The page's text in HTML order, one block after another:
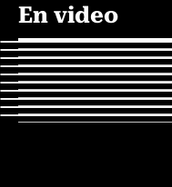
En video